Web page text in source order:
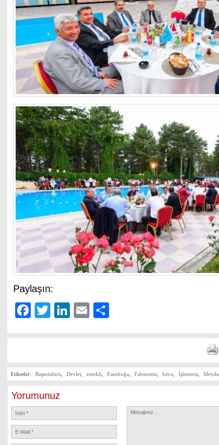
Paylaşın:
Facebook
TwitterLinkedIn
Email
Etiketler: Başmüdürü Devlet emekli Esenboğa Fahmettin hava İşletmesi
Yorumunuz